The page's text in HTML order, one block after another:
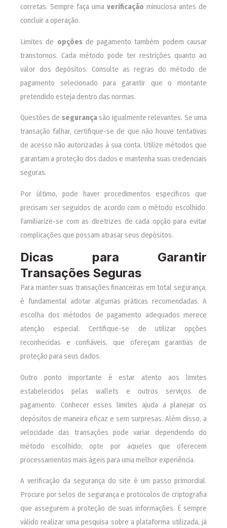
corretas. Sempre faça uma verificação minuciosa antes de
concluir a operação.
Limites de opçõesde pagamento também podem causar
transtornos. Cada método pode ter restrições quanto ao
valor dos depósitos. Consulte as regras do método de
pagamento selecionado para garantir que o montante
pretendido esteja dentro das normas.
Questões de segurançasão igualmente relevantes. Se uma
transação falhar, certifique-se de que não houve tentativas
de acesso não autorizadas à sua conta. Utilize métodos que
garantam a proteção dos dados e mantenha suas credenciais
seguras.
Por último, pode haver procedimentos específicos que
precisam ser seguidos de acordo com o método escolhido.
Familiarize-se com as diretrizes de cada opção para evitar
complicações que possam atrasar seus depósitos.
Dicas para Garantir
Transações Seguras
Para manter suas transações financeiras em total segurança,
é fundamental adotar algumas práticas recomendadas. A
escolha dos métodos de pagamento adequados merece
atenção especial. Certifique-se de utilizar opções
reconhecidas e confiáveis, que ofereçam garantias de
proteção para seus dados.
Outro ponto importante é estar atento aos limites
estabelecidos pelas wallets e outros serviços de
pagamento. Conhecer esses limites ajuda a planejar os
depósitos de maneira eficaz e sem surpresas. Além disso, a
velocidade das transações pode variar dependendo do
método escolhido; opte por aqueles que oferecem
processamentos mais ágeis para uma melhor experiência.
A verificação da segurança do site é um passo primordial.
Procure por selos de segurança e protocolos de criptografia
que assegurem a proteção de suas informações. É sempre
válido realizar uma pesquisa sobre a plataforma utilizada, já